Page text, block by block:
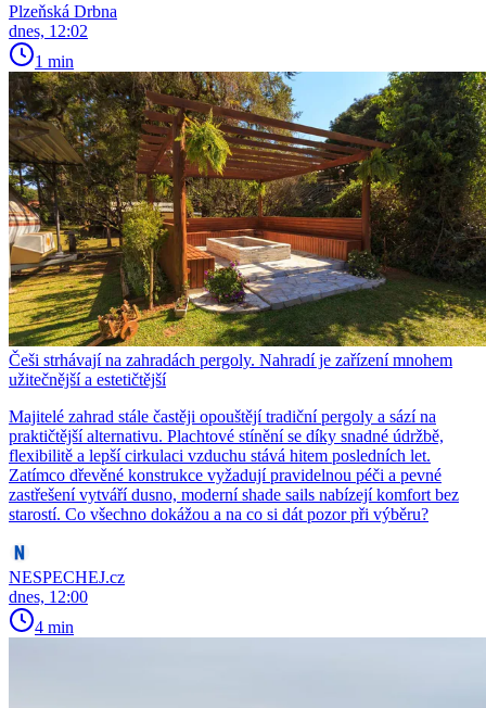
Plzeňská Drbna
dnes, 12:02
1 min
Češi strhávají na zahradách pergoly. Nahradí je zařízení mnohem
užitečnější a estetičtější
Majitelé zahrad stále častěji opouštějí tradiční pergoly a sází na
praktičtější alternativu. Plachtové stínění se díky snadné údržbě,
flexibilitě a lepší cirkulaci vzduchu stává hitem posledních let.
Zatímco dřevěné konstrukce vyžadují pravidelnou péči a pevné
zastřešení vytváří dusno, moderní shade sails nabízejí komfort bez
starostí. Co všechno dokážou a na co si dát pozor při výběru?
NESPECHEJ.cz
dnes, 12:00
4 min